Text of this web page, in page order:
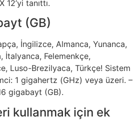
tanıttı.
(GB)
İngilizce, Almanca, Yunanca,
İtalyanca, Felemenkçe,
Luso-Brezilyaca, Türkçe! Sistem
1 gigahertz (GHz) veya üzeri. –
gigabayt (GB).
kullanmak için ek